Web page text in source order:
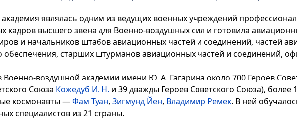
являлась одним из ведущих военных учреждений
кадров высшего звена для Военно-воздушных сил и готовила
и начальников штабов авиационных частей и соединений, частей
обеспечения, старших штурманов авиационных частей и соединений,
Военно-воздушной академии имени Ю. А. Гагарина около 700 Героев
Союза Кожедуб И. Н. и 39 дважды Героев Советского Союза), более
космонавты —Фам Туан, Зигмунд Йен, Владимир Ремек. В ней
специалистов из 21 страны.